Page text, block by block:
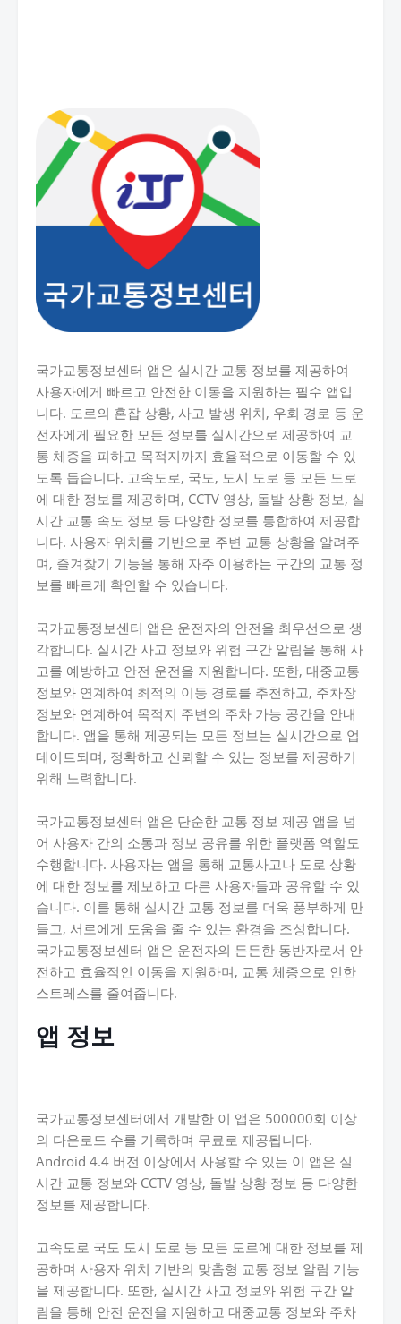
국가교통정보센터 앱은 실시간 교통 정보를 제공하여
사용자에게 빠르고 안전한 이동을 지원하는 필수 앱입
니다. 도로의 혼잡 상황, 사고 발생 위치, 우회 경로 등 운
전자에게 필요한 모든 정보를 실시간으로 제공하여 교
통 체증을 피하고 목적지까지 효율적으로 이동할 수 있
도록 돕습니다. 고속도로, 국도, 도시 도로 등 모든 도로
에 대한 정보를 제공하며, CCTV 영상, 돌발 상황 정보, 실
시간 교통 속도 정보 등 다양한 정보를 통합하여 제공합
니다. 사용자 위치를 기반으로 주변 교통 상황을 알려주
며, 즐겨찾기 기능을 통해 자주 이용하는 구간의 교통 정
보를 빠르게 확인할 수 있습니다.
국가교통정보센터 앱은 운전자의 안전을 최우선으로 생
각합니다. 실시간 사고 정보와 위험 구간 알림을 통해 사
고를 예방하고 안전 운전을 지원합니다. 또한, 대중교통
정보와 연계하여 최적의 이동 경로를 추천하고, 주차장
정보와 연계하여 목적지 주변의 주차 가능 공간을 안내
합니다. 앱을 통해 제공되는 모든 정보는 실시간으로 업
데이트되며, 정확하고 신뢰할 수 있는 정보를 제공하기
위해 노력합니다.
국가교통정보센터 앱은 단순한 교통 정보 제공 앱을 넘
어 사용자 간의 소통과 정보 공유를 위한 플랫폼 역할도
수행합니다. 사용자는 앱을 통해 교통사고나 도로 상황
에 대한 정보를 제보하고 다른 사용자들과 공유할 수 있
습니다. 이를 통해 실시간 교통 정보를 더욱 풍부하게 만
들고, 서로에게 도움을 줄 수 있는 환경을 조성합니다.
국가교통정보센터 앱은 운전자의 든든한 동반자로서 안
전하고 효율적인 이동을 지원하며, 교통 체증으로 인한
스트레스를 줄여줍니다.
앱 정보
국가교통정보센터에서 개발한 이 앱은 500000회 이상
의 다운로드 수를 기록하며 무료로 제공됩니다.
Android 4.4 버전 이상에서 사용할 수 있는 이 앱은 실
시간 교통 정보와 CCTV 영상, 돌발 상황 정보 등 다양한
정보를 제공합니다.
고속도로 국도 도시 도로 등 모든 도로에 대한 정보를 제
공하며 사용자 위치 기반의 맞춤형 교통 정보 알림 기능
을 제공합니다. 또한, 실시간 사고 정보와 위험 구간 알
림을 통해 안전 운전을 지원하고 대중교통 정보와 주차